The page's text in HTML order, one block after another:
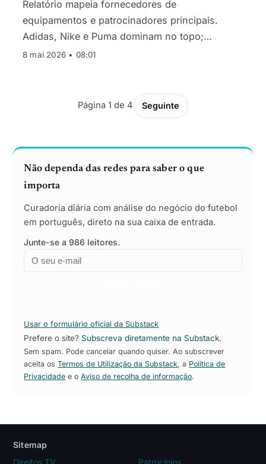
Relatório mapeia fornecedores de
equipamentos e patrocinadores principais.
Adidas, Nike e Puma dominam no topo;
proibição de apostas na Premier League em
8 mai 2026 • 08:01
Página 1 de 4 Seguinte
Não dependa das redes para saber o que
importa
Curadoria diária com análise do negócio do futebol
em português, direto na sua caixa de entrada.
Junte-se a 986 leitores.
Email
Empresa
Usar o formulário oficial da Substack
Prefere o site?Subscreva diretamente na Substack.
Sem spam. Pode cancelar quando quiser. Ao subscrever
aceita osTermos de Utilização da Substack , a Política de
Privacidade e oAviso de recolha de informação.
Sitemap
Direitos TV
Patrocínios